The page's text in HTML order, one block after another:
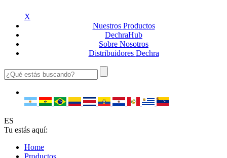
X
Nuestros Productos
DechraHub
Sobre Nosotros
Distribuidores Dechra
ES
Tu estás aquí:
Home
Productos